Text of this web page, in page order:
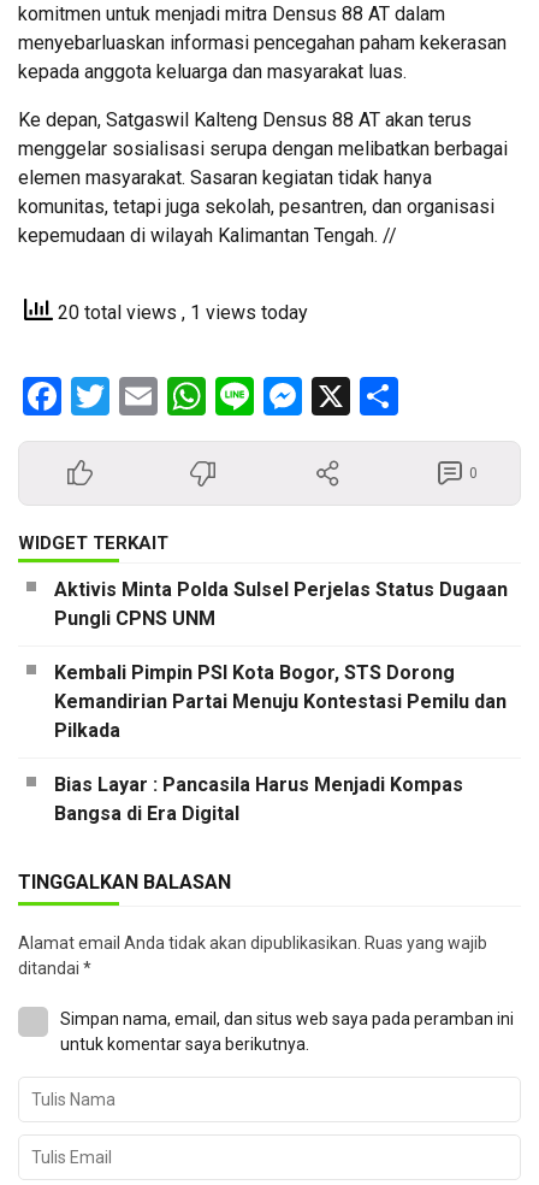
komitmen untuk menjadi mitra Densus 88 AT dalam
menyebarluaskan informasi pencegahan paham kekerasan
kepada anggota keluarga dan masyarakat luas.
Ke depan, Satgaswil Kalteng Densus 88 AT akan terus
menggelar sosialisasi serupa dengan melibatkan berbagai
elemen masyarakat. Sasaran kegiatan tidak hanya
komunitas, tetapi juga sekolah, pesantren, dan organisasi
kepemudaan di wilayah Kalimantan Tengah. //
20 total views , 1 views today
Facebook
Twitter
EmailWhatsApp
LineMessenger
X
0
WIDGET TERKAIT
Aktivis Minta Polda Sulsel Perjelas Status Dugaan
Pungli CPNS UNM
Kembali Pimpin PSI Kota Bogor, STS Dorong
Kemandirian Partai Menuju Kontestasi Pemilu dan
Pilkada
Bias Layar : Pancasila Harus Menjadi Kompas
Bangsa di Era Digital
TINGGALKAN BALASAN
Alamat email Anda tidak akan dipublikasikan. Ruas yang wajib
ditandai *
Simpan nama, email, dan situs web saya pada peramban ini
untuk komentar saya berikutnya.